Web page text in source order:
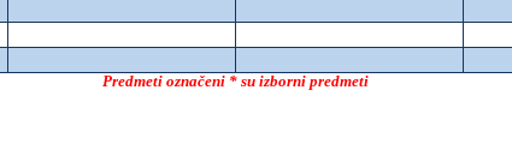
Predmeti označeni * su izborni predmeti